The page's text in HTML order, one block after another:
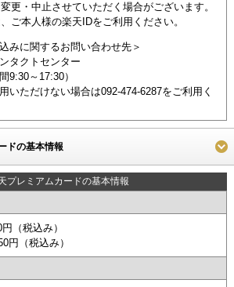
更・中止させていただく場合がございます。
ご本人様の楽天IDをご利用ください。
みに関するお問い合わせ先＞
タクトセンター
9:30～17:30）
いただけない場合は092-474-6287をご利用く
ドの基本情報
プレミアムカードの基本情報
（税込み）
円（税込み）